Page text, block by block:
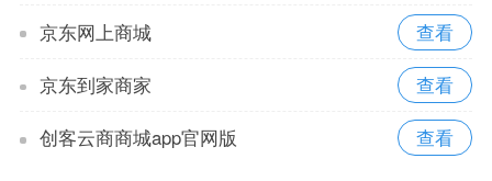
京东网上商城
京东到家商家
创客云商商城app官网版